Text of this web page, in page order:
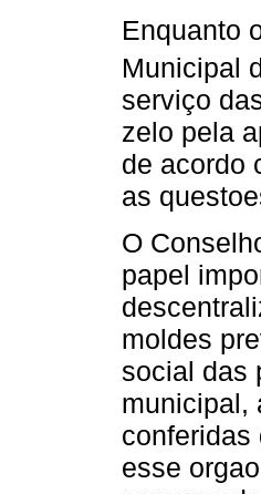
Enquanto
Municipal
serviço
zelo pela
de acordo
as
O
papel
moldes
social das
municipal,
conferidas
esse